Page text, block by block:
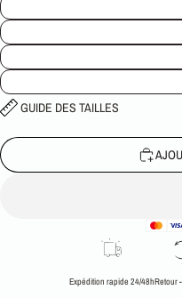
GUIDE DES TAILLES
Expédition rapide 24/48hRetour